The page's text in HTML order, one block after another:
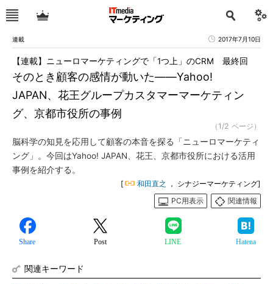
連載 2017年7月10日
そのとき顧客の感情が動いた――Yahoo!
JAPAN、花王グループカスタマーマーケティン
グ、京都市役所の事例
【連載】ニューロマーケティングで「1つ上」のCRM 最終回
（1/2 ページ）
脳科学の知見を応用して顧客の本音を探る「ニューロマーケティ
ング」。今回はYahoo! JAPAN、花王、京都市役所における活用
事例を紹介する。
[ 和田直之
， シナジーマーケティング]
PC用表示
関連情報
Share Post LINE Hatena
関連キーワード